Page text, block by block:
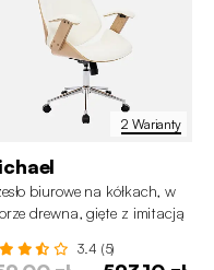
2 Warianty
biurowe na kółkach, w
drewna, gięte z imitacją
3.4 (5)